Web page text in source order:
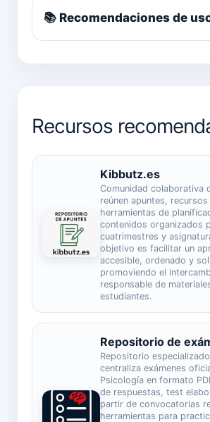
📚 Recomendaciones de
Recursos
Kibbutz.es
Comunidad colaborativa
reúnen apuntes,
herramientas de
contenidos organizados
cuatrimestres y
objetivo es facilitar un
accesible, ordenado y
promoviendo el
responsable de
estudiantes.
Repositorio de
Repositorio
centraliza exámenes
Psicología en formato
de respuestas, test
partir de convocatorias
herramientas para